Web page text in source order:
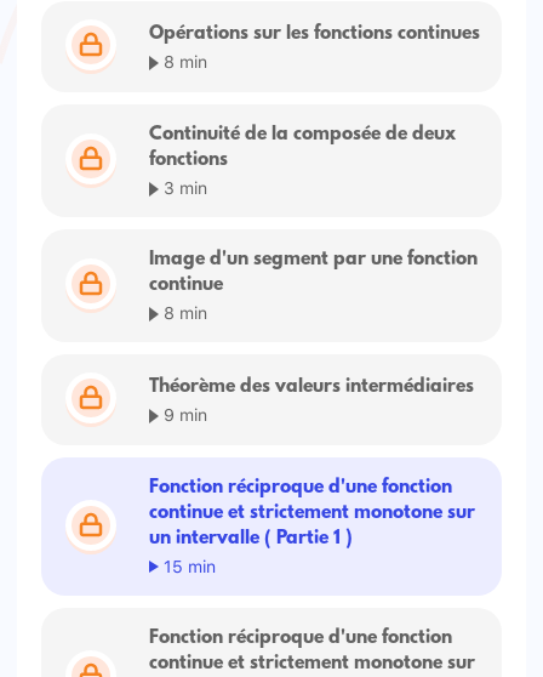
Opérations sur les fonctions continues
8 min
Continuité de la composée de deux
fonctions
3 min
Image d'un segment par une fonction
continue
8 min
Théorème des valeurs intermédiaires
9 min
Fonction réciproque d'une fonction
continue et strictement monotone sur
un intervalle ( Partie 1 )
15 min
Fonction réciproque d'une fonction
continue et strictement monotone sur